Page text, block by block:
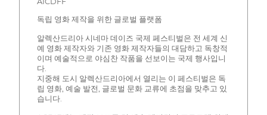
독립 영화 제작을 위한 글로벌 플랫폼
알렉산드리아 시네마 데이즈 국제 페스티벌은 전 세계 신
예 영화 제작자와 기존 영화 제작자들의 대담하고 독창적
이며 예술적으로 야심찬 작품을 선보이는 국제 행사입니
다.
지중해 도시 알렉산드리아에서 열리는 이 페스티벌은 독
립 영화, 예술 발전, 글로벌 문화 교류에 초점을 맞추고 있
습니다.